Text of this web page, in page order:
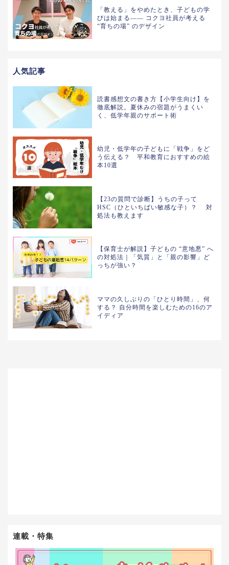
「教える」をやめたとき、子どもの学
びは始まる—— コクヨ社員が考える
“育ちの場” のデザイン
人気記事
読書感想文の書き方【小学生向け】を
徹底解説。夏休みの宿題がうまくい
く、低学年親のサポート術
幼児・低学年の子どもに「戦争」をど
う伝える？ 平和教育におすすめの絵
本10選
【23の質問で診断】うちの子って
HSC（ひといちばい敏感な子）？ 対
処法も教えます
【保育士が解説】子どもの “意地悪” へ
の対処法｜「気質」と「親の影響」ど
っちが強い？
ママの久しぶりの「ひとり時間」、何
する？ 自分時間を楽しむための16のア
イディア
連載・特集